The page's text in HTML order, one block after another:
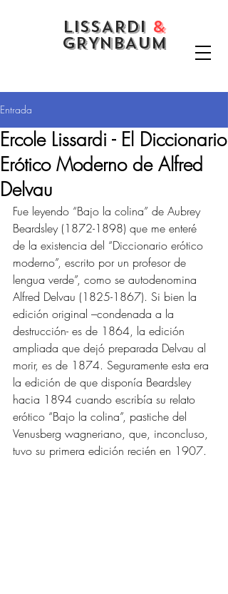
LISSARDI &
GRYNBAUM
Entrada
Ercole Lissardi - El Diccionario
Erótico Moderno de Alfred
Delvau
Fue leyendo “Bajo la colina” de Aubrey
Beardsley (1872-1898) que me enteré
de la existencia del “Diccionario erótico
moderno”, escrito por un profesor de
lengua verde”, como se autodenomina
Alfred Delvau (1825-1867). Si bien la
edición original –condenada a la
destrucción- es de 1864, la edición
ampliada que dejó preparada Delvau al
morir, es de 1874. Seguramente esta era
la edición de que disponía Beardsley
hacia 1894 cuando escribía su relato
erótico “Bajo la colina”, pastiche del
Venusberg wagneriano, que, inconcluso,
tuvo su primera edición recién en 1907.